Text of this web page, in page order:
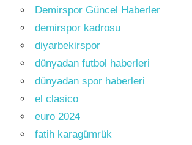
Demirspor Güncel Haberler
demirspor kadrosu
diyarbekirspor
dünyadan futbol haberleri
dünyadan spor haberleri
el clasico
euro 2024
fatih karagümrük